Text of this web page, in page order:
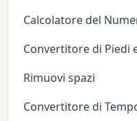
Calcolatore del
Convertitore di Piedi
Rimuovi spazi
Convertitore di